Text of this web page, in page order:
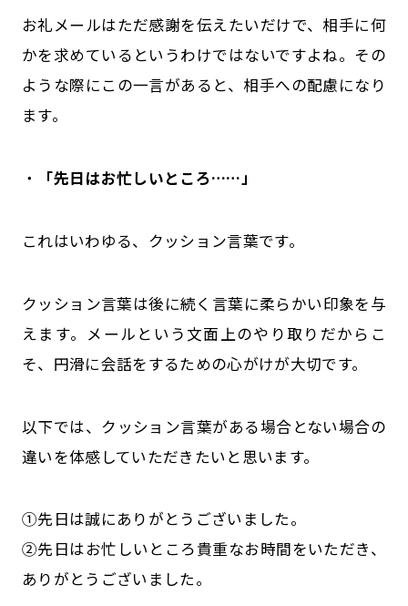
お礼メールはただ感謝を伝えたいだけで、相手に何
かを求めているというわけではないですよね。その
ような際にこの一言があると、相手への配慮になり
ます。
・ 「先日はお忙しいところ……」
これはいわゆる、クッション言葉です。
クッション言葉は後に続く言葉に柔らかい印象を与
えます。メールという文面上のやり取りだからこ
そ、円滑に会話をするための心がけが大切です。
以下では、クッション言葉がある場合とない場合の
違いを体感していただきたいと思います。
①先日は誠にありがとうございました。
②先日はお忙しいところ貴重なお時間をいただき、
ありがとうございました。